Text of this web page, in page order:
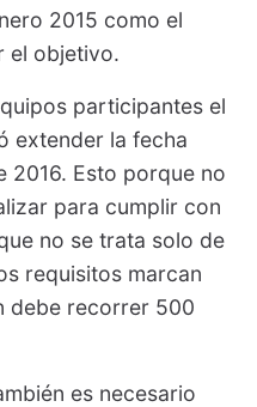
2015 como el
el objetivo.
participantes el
extender la fecha
2016. Esto porque no
para cumplir con
no se trata solo de
requisitos marcan
debe recorrer 500
es necesario